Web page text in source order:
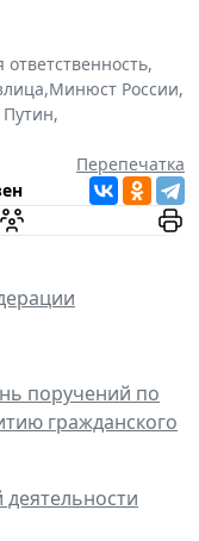
ответственность,
,Минюст России,
,
Перепечатка
поручений по
гражданского